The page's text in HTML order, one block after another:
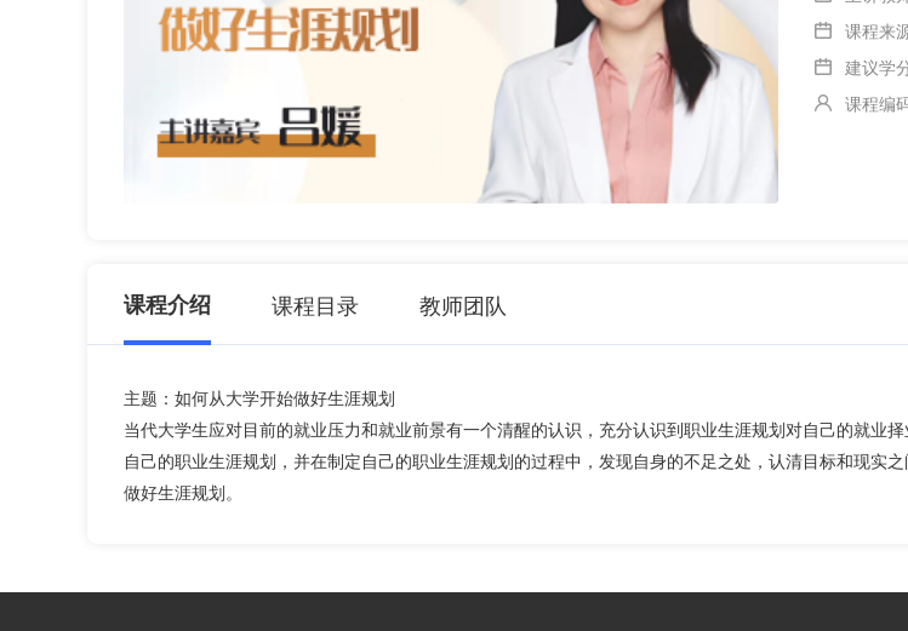
课程来
建议学
课程编
课程介绍 课程目录 教师团队
主题：如何从大学开始做好生涯规划
当代大学生应对目前的就业压力和就业前景有一个清醒的认识，充分认识到职业生涯规划对自己的就业
自己的职业生涯规划，并在制定自己的职业生涯规划的过程中，发现自身的不足之处，认清目标和现实
做好生涯规划。